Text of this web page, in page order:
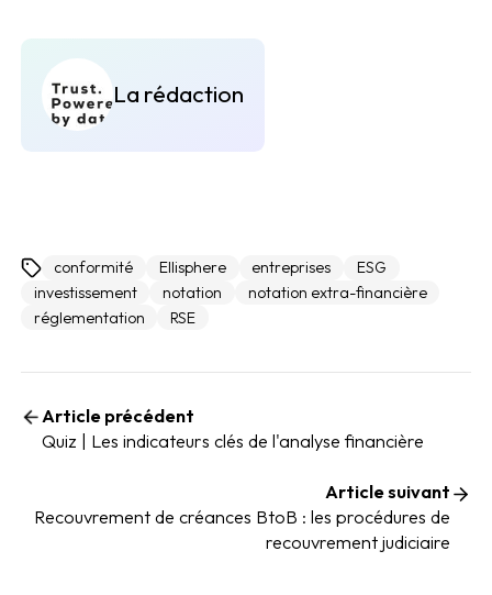
La rédaction
conformité Ellisphere entreprises
ESG
investissement
notation
notation extra-financière
réglementation
RSE
Article précédent
Quiz | Les indicateurs clés de l'analyse financière
Article suivant
Recouvrement de créances BtoB : les procédures de
recouvrement judiciaire